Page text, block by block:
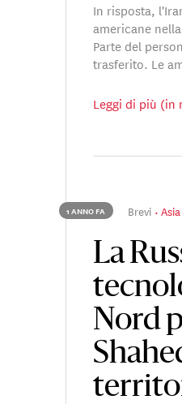
In risposta,
americane
Parte del
trasferito. Le
Leggi di più (in
1 ANNO FA Brevi
La
Nord